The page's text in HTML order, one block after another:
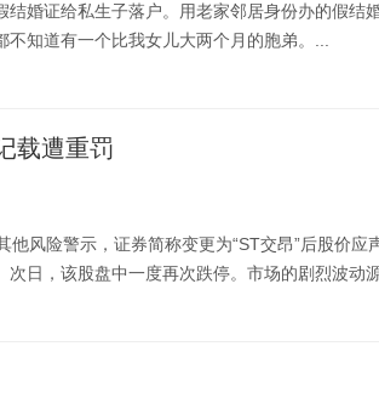
结婚证给私生子落户。用老家邻居身份办的假结
知道有一个比我女儿大两个月的胞弟。...
载遭重罚
风险警示，证券简称变更为“ST交昂”后股价应
日，该股盘中一度再次跌停。市场的剧烈波动